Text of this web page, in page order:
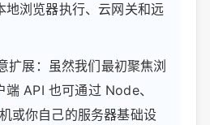
地浏览器执行、云网关和远
扩展：虽然我们最初聚焦浏
API 也可通过 Node、
或你自己的服务器基础设